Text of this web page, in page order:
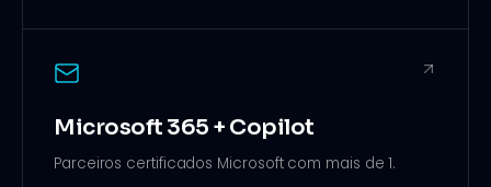
Microsoft 365 + Copilot
Parceiros certificados Microsoft com mais de 1.